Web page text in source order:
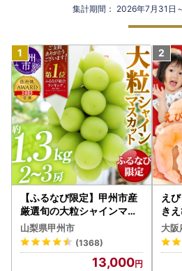
集計期間： 2026年7月31日
【ふるなび限定】甲州市産
厳選旬の大粒シャインマス
カット 約1.3kg 2～3房【2
026年発送】（MG）B12-
472 FN-Limited-VO シャ
インマスカット フルーツ
山梨県甲州市
(1368)
13,000
え
き
大阪